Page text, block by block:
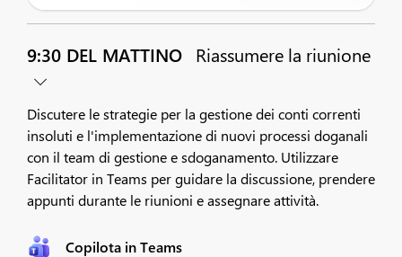
9:30 DEL MATTINO Riassumere la riunione
Discutere le strategie per la gestione dei conti correnti
insoluti e l'implementazione di nuovi processi doganali
con il team di gestione e sdoganamento. Utilizzare
Facilitator in Teams per guidare la discussione, prendere
appunti durante le riunioni e assegnare attività.
Copilota in Teams